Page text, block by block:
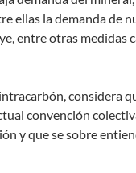
ellas la demanda de
entre otras medidas
considera
convención
y que se sobre